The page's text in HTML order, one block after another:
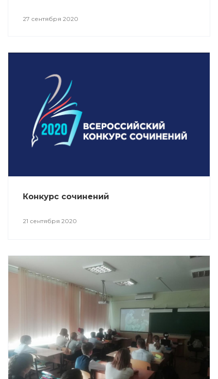
27 сентября 2020
Конкурс сочинений
21 сентября 2020